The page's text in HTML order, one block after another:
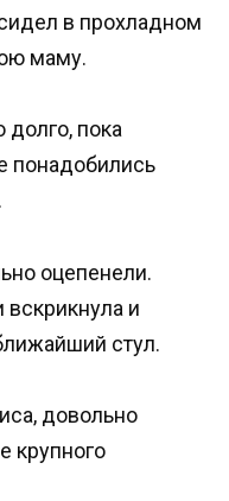
в прохладном
маму.
пока
понадобились
оцепенели.
и
стул.
довольно
крупного